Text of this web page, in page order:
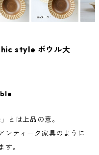
style ボウル大
とは上品の意。
ンティーク家具のように
。